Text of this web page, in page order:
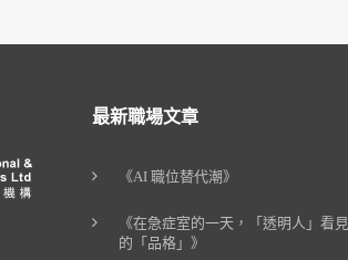
最新職場文章
《AI 職位替代潮》
《在急症室的一天，「透明人」看見
的「品格」》